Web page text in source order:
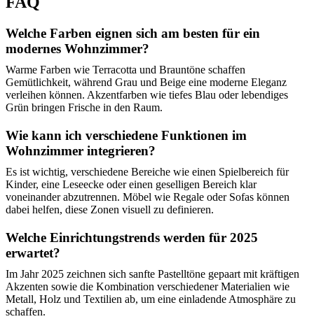
Welche Farben eignen sich am besten für ein
modernes Wohnzimmer?
Warme Farben wie Terracotta und Brauntöne schaffen
Gemütlichkeit, während Grau und Beige eine moderne Eleganz
verleihen können. Akzentfarben wie tiefes Blau oder lebendiges
Grün bringen Frische in den Raum.
Wie kann ich verschiedene Funktionen im
Wohnzimmer integrieren?
Es ist wichtig, verschiedene Bereiche wie einen Spielbereich für
Kinder, eine Leseecke oder einen geselligen Bereich klar
voneinander abzutrennen. Möbel wie Regale oder Sofas können
dabei helfen, diese Zonen visuell zu definieren.
Welche Einrichtungstrends werden für 2025
erwartet?
Im Jahr 2025 zeichnen sich sanfte Pastelltöne gepaart mit kräftigen
Akzenten sowie die Kombination verschiedener Materialien wie
Metall, Holz und Textilien ab, um eine einladende Atmosphäre zu
schaffen.